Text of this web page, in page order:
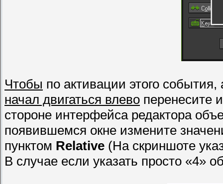
Чтобы по активации этого
начал двигаться влево перенесите
стороне интерфейса редактора
появившемся окне измените
пунктом Relative (На скриншоте
В случае если указать просто «4»